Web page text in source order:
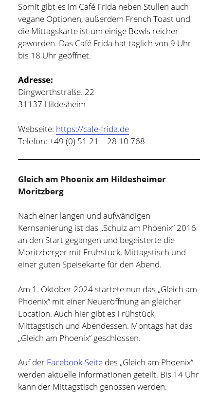
Somit gibt es im Café Frida neben Stullen auch
vegane Optionen, außerdem French Toast und
die Mittagskarte ist um einige Bowls reicher
geworden. Das Café Frida hat täglich von 9 Uhr
bis 18 Uhr geöffnet.
Adresse:
Dingworthstraße. 22
31137 Hildesheim
Webseite: https://cafe-frida.de
Telefon: +49 (0) 51 21 – 28 10 768
Gleich am Phoenix am Hildesheimer
Moritzberg
Nach einer langen und aufwändigen
Kernsanierung ist das „Schulz am Phoenix“ 2016
an den Start gegangen und begeisterte die
Moritzberger mit Frühstück, Mittagstisch und
einer guten Speisekarte für den Abend.
Am 1. Oktober 2024 startete nun das „Gleich am
Phoenix“ mit einer Neueröffnung an gleicher
Location. Auch hier gibt es Frühstück,
Mittagstisch und Abendessen. Montags hat das
„Gleich am Phoenix“ geschlossen.
Auf der Facebook-Seite des „Gleich am Phoenix“
werden aktuelle Informationen geteilt. Bis 14 Uhr
kann der Mittagstisch genossen werden.